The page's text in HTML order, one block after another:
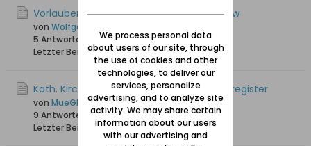
Vorlaubenhaus in Neukirch / Nowa Cerkiew
von Wolfgang
5 Antworten
17.292 Hits0 Likes
Letzter Beitrag25.08.2014, 16:43
Kath. Kirche Neukirch: Geburts- und Taufregister
von MueGlo
9 Antworten
23.307 Hits0 Likes
Letzter Beitrag 28.02.2013, 22:23
We process personal data
about users of our site, through
the use of cookies and other
technologies, to deliver our
services, personalize
advertising, and to analyze site
activity. We may share certain
information about our users
with our advertising and